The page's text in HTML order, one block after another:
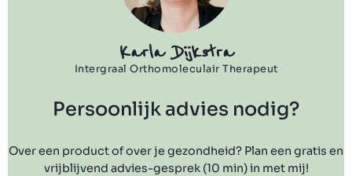
Karla Dijkstra
Intergraal Orthomoleculair Therapeut
Persoonlijk advies nodig?
Over een product of over je gezondheid? Plan een gratis en
vrijblijvend advies-gesprek (10 min) in met mij!